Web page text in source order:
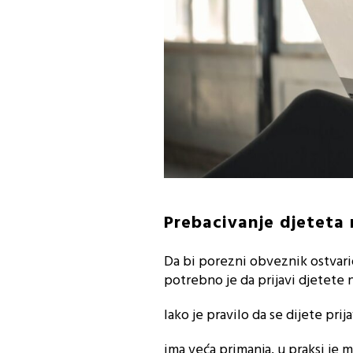
Prebacivanje
Da bi porezni obveznik
potrebno je da prijavi djetete
Iako je pravilo da se dijete